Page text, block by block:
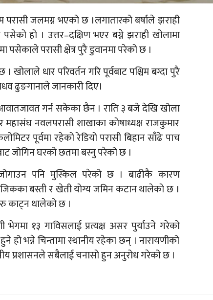
जलमग्न भएको छ ।लगातारको बर्षाले झराही
हो । उत्तर–दक्षिण भएर बग्ने झराही खोलामा
पसेकाले परासी क्षेत्र पुरै डुवानमा परेको छ ।
धार परिवर्तन गरि पूर्वबाट पश्चिम बग्दा पुरै
ढुङगानाले जानकारी दिए।
गर्न सकेका छैन । राति ३ बजे देखि खोला
नवलपरासी शाखाका कोषाध्यक्ष राजकुमार
पूर्वमा रहेको रेडियो परासी बिहान साँढे पाच
जोगिन घरको छतमा बस्नु परेको छ ।
पनि मुस्किल परेको छ । बाढीकै कारण
बस्ती र खेती योग्य जमिन कटान थालेको छ ।
काट्न थालेको छ ।
१३ गाविसलाई प्रत्यक्ष असर पुर्याउने गरेको
भन्ने चिन्तामा स्थानीय रहेका छन् । नारायणीको
प्रशासनले सबैलाई चनासो हुन अनुरोध गरेको छ ।